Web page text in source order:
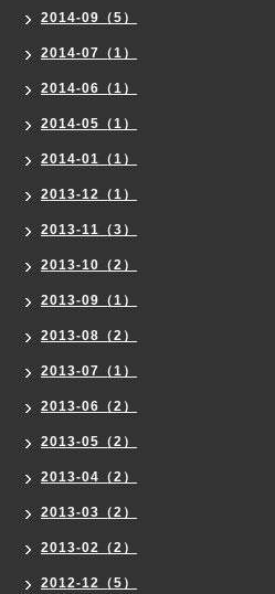
2014-09（5）
2014-07（1）
2014-06（1）
2014-05（1）
2014-01（1）
2013-12（1）
2013-11（3）
2013-10（2）
2013-09（1）
2013-08（2）
2013-07（1）
2013-06（2）
2013-05（2）
2013-04（2）
2013-03（2）
2013-02（2）
2012-12（5）